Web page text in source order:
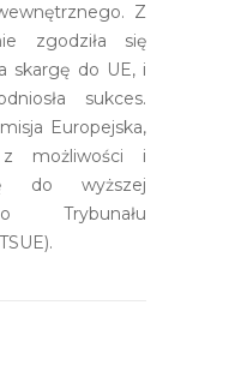
Z
zgodziła się
skargę do UE, i
sukces.
Europejska,
z możliwości i
do wyższej
Trybunału